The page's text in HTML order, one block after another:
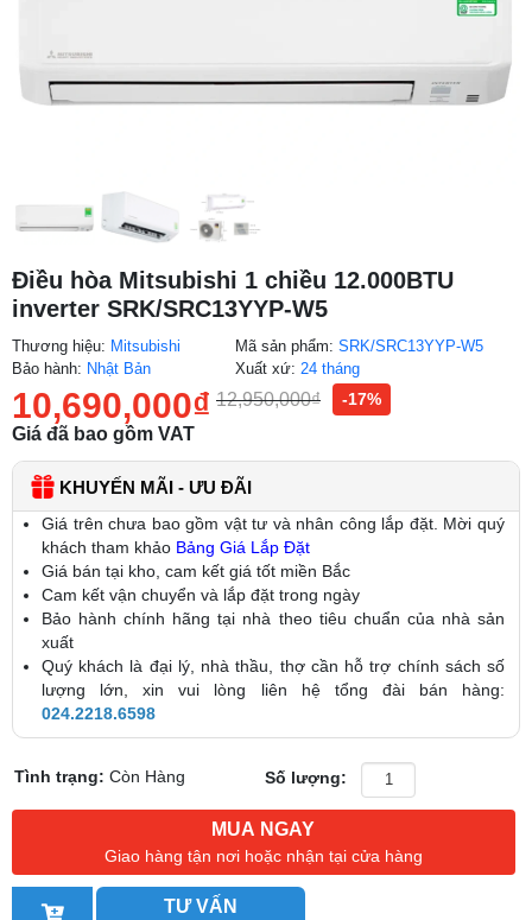
Điều hòa Mitsubishi 1 chiều 12.000BTU
inverter SRK/SRC13YYP-W5
Thương hiệu: Mitsubishi
Bảo hành: Nhật Bản
Mã sản phẩm:SRK/SRC13YYP-W5
Xuất xứ: 24 tháng
10,690,000₫ 12,950,000₫ -17%
Giá đã bao gồm VAT
KHUYẾN MÃI - ƯU ĐÃI
Giá trên chưa bao gồm vật tư và nhân công lắp đặt. Mời quý
khách tham khảo Bảng Giá Lắp Đặt
Giá bán tại kho, cam kết giá tốt miền Bắc
Cam kết vận chuyển và lắp đặt trong ngày
Bảo hành chính hãng tại nhà theo tiêu chuẩn của nhà sản
xuất
Quý khách là đại lý, nhà thầu, thợ cần hỗ trợ chính sách số
lượng lớn, xin vui lòng liên hệ tổng đài bán hàng:
024.2218.6598
Tình trạng:Còn Hàng Số lượng:
MUA NGAY
Giao hàng tận nơi hoặc nhận tại cửa hàng
TƯ VẤN